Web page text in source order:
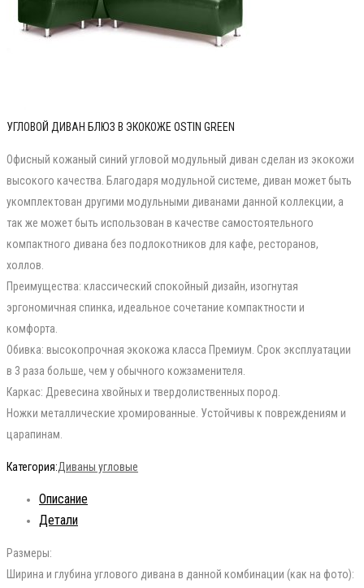
УГЛОВОЙ ДИВАН БЛЮЗ В ЭКОКОЖЕ OSTIN GREEN
Офисный кожаный синий угловой модульный диван сделан из экокожи
высокого качества. Благодаря модульной системе, диван может быть
укомплектован другими модульными диванами данной коллекции, а
так же может быть использован в качестве самостоятельного
компактного дивана без подлокотников для кафе, ресторанов,
холлов.
Преимущества: классический спокойный дизайн, изогнутая
эргономичная спинка, идеальное сочетание компактности и
комфорта.
Обивка: высокопрочная экокожа класса Премиум. Срок эксплуатации
в 3 раза больше, чем у обычного кожзаменителя.
Каркас: Древесина хвойных и твердолиственных пород.
Ножки металлические хромированные. Устойчивы к повреждениям и
царапинам.
Категория:Диваны угловые
Описание
Детали
Размеры:
Ширина и глубина углового дивана в данной комбинации (как на фото):